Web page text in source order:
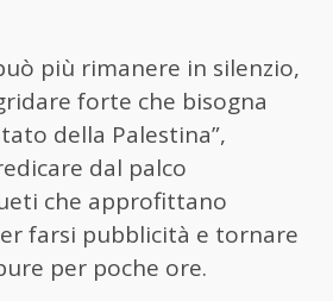
più rimanere in silenzio,
forte che bisogna
della Palestina”,
dal palco
che approfittano
farsi pubblicità e tornare
per poche ore.